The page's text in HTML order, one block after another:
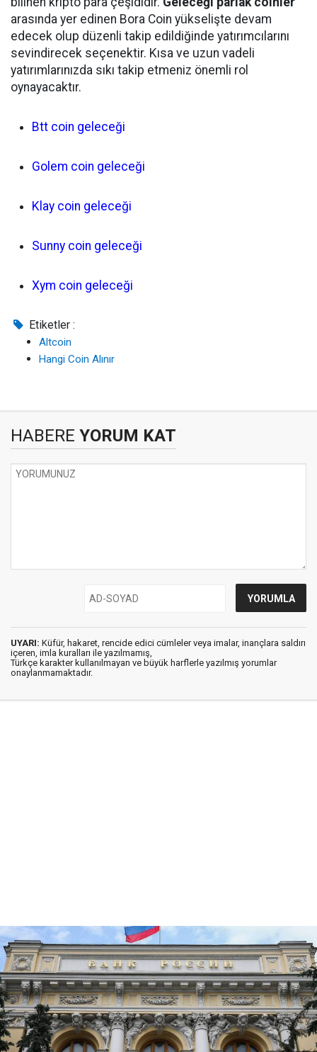
arasında yer edinen Bora Coin yükselişte devam
edecek olup düzenli takip edildiğinde yatırımcılarını
sevindirecek seçenektir. Kısa ve uzun vadeli
yatırımlarınızda sıkı takip etmeniz önemli rol
oynayacaktır.
Btt coin geleceği
Golem coin geleceği
Klay coin geleceği
Sunny coin geleceği
Xym coin geleceği
Etiketler :
Altcoin
Hangi Coin Alınır
HABERE YORUM KAT
UYARI: Küfür, hakaret, rencide edici cümleler veya imalar, inançlara saldırı
içeren, imla kuralları ile yazılmamış,
Türkçe karakter kullanılmayan ve büyük harflerle yazılmış yorumlar
onaylanmamaktadır.